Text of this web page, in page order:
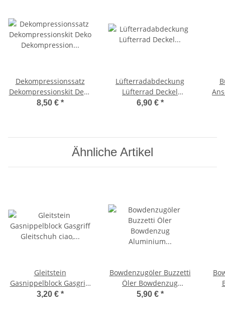
Dekompressionssatz
Dekompressionskit Deko
Dekompression Ciao,
8,50 € *
Lüfterradabdeckung
Lüfterrad Deckel
Polraddeckel Ciao, Bravo,
6,90 € *
Ähnliche Artikel
Gleitstein
Gasnippelblock Gasgriff
Gleitschuh ciao, Bravo,
3,20 € *
Bowdenzugöler Buzzetti
Öler Bowdenzug
Aluminium Seilzugöler
5,90 € *